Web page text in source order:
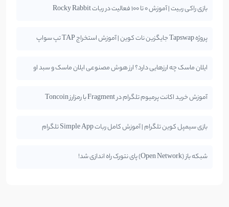
بازی راکی ربیت | آموزش 0 تا 100 فعالیت در ربات Rocky Rabbit
پروژه Tapswap جایگزین نات کوین | آموزش استخراج TAP تپ سواپ
ایلان ماسک چه ارزهایی دارد؟ ارز هوش مصنوعی ایلان ماسک و سبد او
آموزش خرید اکانت پرمیوم تلگرام در Fragment با رمزارز Toncoin
بازی سیمپل کوین تلگرام | آموزش کامل ربات Simple App تلگرام
شبکه باز (Open Network) پای نتورک راه اندازی شد!